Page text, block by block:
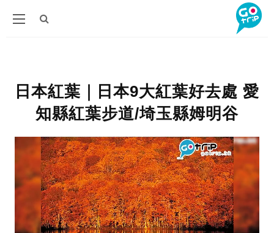
日本紅葉｜日本9大紅葉好去處 愛
知縣紅葉步道/埼玉縣姆明谷